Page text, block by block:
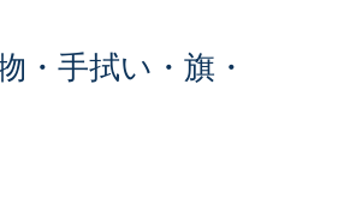
手拭い・旗・